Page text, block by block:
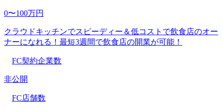
0〜100万円
クラウドキッチンでスピーディー＆低コストで飲食店のオー
ナーになれる！最短3週間で飲食店の開業が可能！
FC契約企業数
非公開
FC店舗数